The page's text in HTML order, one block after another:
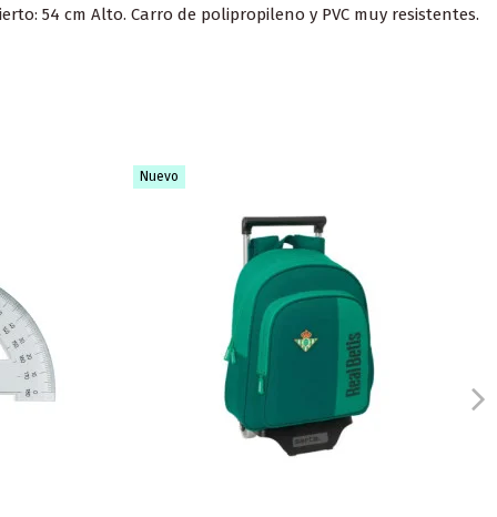
54 cm Alto. Carro de polipropileno y PVC muy resistentes.
Nuevo